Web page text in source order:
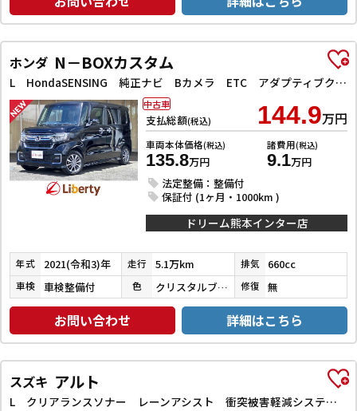
ホンダ N－BOXカスタム
L HondaSENSING 純正ナビ Bカメラ ETC アダプティブクルーズコントロール 左パワースライドドア 前席シートヒーター LEDヘッドライト フォグライト スマートキー プッシュスタート
支払総額(税込) 144.9万円
車両本体価格(税込)
135.8万円
諸費用(税込)
9.1万円
法定整備：整備付
保証付 (1ヶ月・1000km )
中古車
ドリーム熊本インター店
年式 2021(令和3)年 走行 5.1万km 排気 660cc
車検 車検整備付 色 クリスタルブラックパール 修復 無
お問い合わせ 詳細はこちら
スズキ アルト
L クリアランスソナー レーンアシスト 衝突被害軽減システム オートライト キーレスエントリー アイドリングストップ 電動格納ミラー シートヒーター CVT 盗難防止システム ABS ESC CD